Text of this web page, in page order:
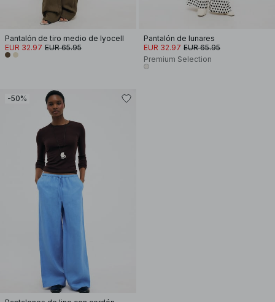
Pantalón de tiro medio de lyocell
EUR 32.97 EUR 65.95
Pantalón de lunares
EUR 32.97 EUR 65.95
Premium Selection
-50%